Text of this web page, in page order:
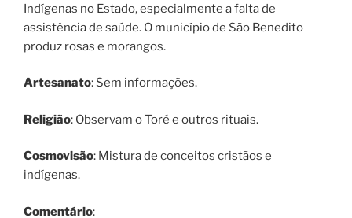
Indígenas no Estado, especialmente a falta de
assistência de saúde. O município de São Benedito
produz rosas e morangos.
Artesanato: Sem informações.
Religião: Observam o Toré e outros rituais.
Cosmovisão: Mistura de conceitos cristãos e
indígenas.
Comentário: